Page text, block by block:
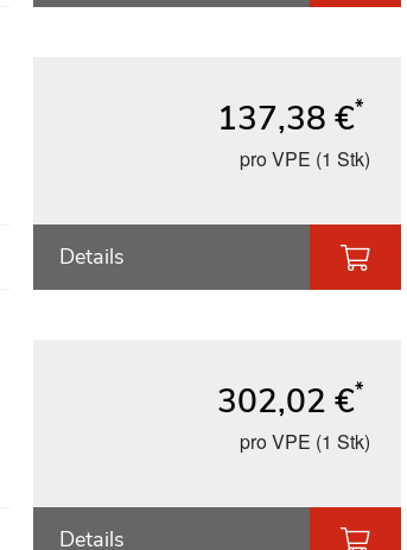
137,38 €*
pro VPE (1 Stk)
Details
302,02 €*
pro VPE (1 Stk)
Details